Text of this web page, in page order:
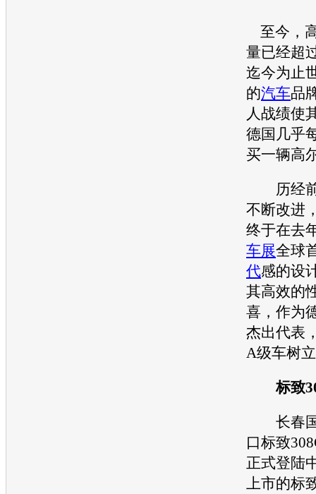
至今，
量已经超
迄今为止
的汽车品
人战绩使
德国几乎
买一辆高
历经前
不断改进
终于在去
车展全球
代感的设
其高效的
喜，作为
杰出代表
A级车树
标致
长春国
口标致
正式登陆
上市的标